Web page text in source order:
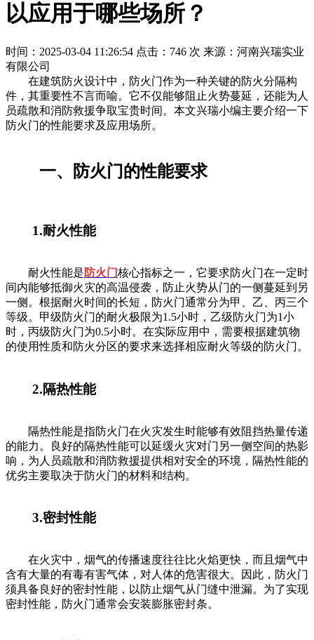
以应用于哪些场所？
时间：2025-03-04 11:26:54 点击：746 次 来源：河南兴瑞实业
有限公司
在建筑防火设计中，防火门作为一种关键的防火分隔构
件，其重要性不言而喻。它不仅能够阻止火势蔓延，还能为人
员疏散和消防救援争取宝贵时间。本文兴瑞小编主要介绍一下
防火门的性能要求及应用场所。
一、防火门的性能要求
1.耐火性能
耐火性能是 防火门核心指标之一，它要求防火门在一定时
间内能够抵御火灾的高温侵袭，防止火势从门的一侧蔓延到另
一侧。根据耐火时间的长短，防火门通常分为甲、乙、丙三个
等级。甲级防火门的耐火极限为1.5小时，乙级防火门为1小
时，丙级防火门为0.5小时。在实际应用中，需要根据建筑物
的使用性质和防火分区的要求来选择相应耐火等级的防火门。
2.隔热性能
隔热性能是指防火门在火灾发生时能够有效阻挡热量传递
的能力。良好的隔热性能可以延缓火灾对门另一侧空间的热影
响，为人员疏散和消防救援提供相对安全的环境，隔热性能的
优劣主要取决于防火门的材料和结构。
3.密封性能
在火灾中，烟气的传播速度往往比火焰更快，而且烟气中
含有大量的有毒有害气体，对人体的危害很大。因此，防火门
须具备良好的密封性能，以防止烟气从门缝中泄漏。为了实现
密封性能，防火门通常会安装膨胀密封条。